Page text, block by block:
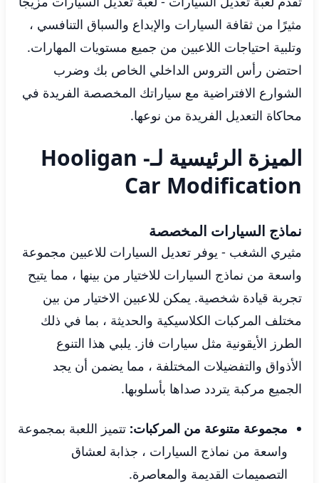
مثيرًا من ثقافة السيارات والإبداع والسباق التنافسي ،
وتلبية احتياجات اللاعبين من جميع مستويات المهارات.
احتضن رأس التروس الداخلي الخاص بك وضرب
الشوارع الافتراضية مع سياراتك المخصصة الفريدة في
محاكاة التعديل الفريدة من نوعها.
الميزة الرئيسية لـHooligan -
Car Modification
نماذج السيارات المخصصة
مثيري الشغب - يوفر تعديل السيارات للاعبين مجموعة
واسعة من نماذج السيارات للاختيار من بينها ، مما يتيح
تجربة قيادة شخصية. يمكن للاعبين الاختيار من بين
مختلف المركبات الكلاسيكية والحديثة ، بما في ذلك
الطرز الأيقونية مثل سيارات فاز. يلبي هذا التنوع
الأذواق والتفضيلات المختلفة ، مما يضمن أن يجد
الجميع مركبة يتردد صداها بأسلوبها.
مجموعة متنوعة من المركبات: تتميز اللعبة بمجموعة
واسعة من نماذج السيارات ، جذابة لعشاق
التصميمات القديمة والمعاصرة.